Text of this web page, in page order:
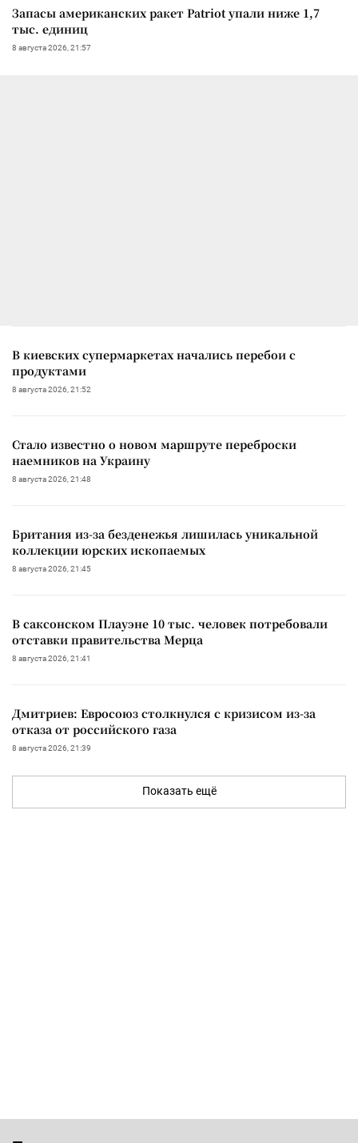
Запасы американских ракет Patriot упали ниже 1,7
тыс. единиц
8 августа 2026, 21:57
В киевских супермаркетах начались перебои с
продуктами
8 августа 2026, 21:52
Стало известно о новом маршруте переброски
наемников на Украину
8 августа 2026, 21:48
Британия из-за безденежья лишилась уникальной
коллекции юрских ископаемых
8 августа 2026, 21:45
В саксонском Плауэне 10 тыс. человек потребовали
отставки правительства Мерца
8 августа 2026, 21:41
Дмитриев: Евросоюз столкнулся с кризисом из-за
отказа от российского газа
8 августа 2026, 21:39
Показать ещё